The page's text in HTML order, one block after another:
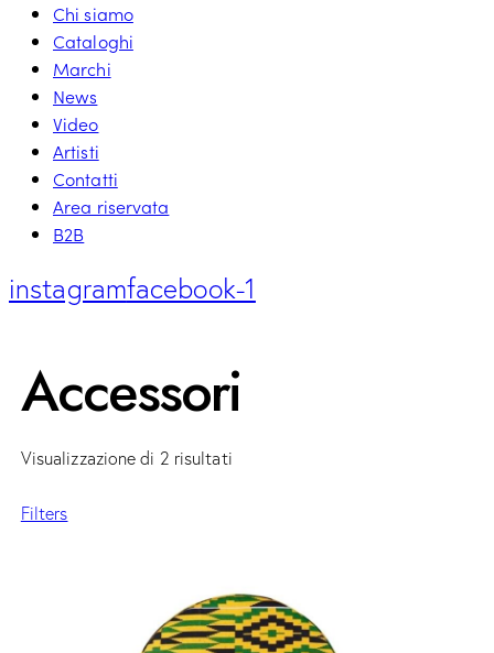
Chi siamo
Cataloghi
Marchi
News
Video
Artisti
Contatti
Area riservata
B2B
instagramfacebook-1
Accessori
Visualizzazione di 2 risultati
Filters